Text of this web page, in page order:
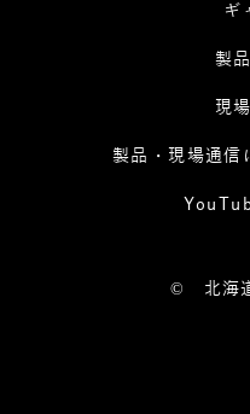
ギ
製
現
製品・現場通信
© 北海